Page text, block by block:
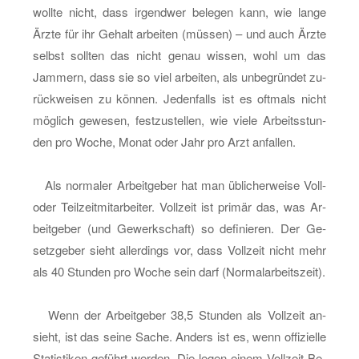
woll­te nicht, dass ir­gend­wer be­le­gen kann, wie lange
Ärzte für ihr Ge­halt ar­bei­ten (müs­sen) – und auch Ärzte
selbst soll­ten das nicht genau wis­sen, wohl um das
Jam­mern, dass sie so viel ar­bei­ten, als un­be­grün­det zu­
rück­wei­sen zu kön­nen. Je­den­falls ist es oft­mals nicht
mög­lich ge­we­sen, fest­zu­stel­len, wie viele Ar­beits­stun­
den pro Woche, Monat oder Jahr pro Arzt an­fal­len.
Als nor­ma­ler Ar­beit­ge­ber hat man üb­li­cher­wei­se Voll-
oder Teil­zeit­mit­ar­bei­ter. Voll­zeit ist pri­mär das, was Ar­
beit­ge­ber (und Ge­werk­schaft) so de­fi­nie­ren. Der Ge­
setz­ge­ber sieht al­ler­dings vor, dass Voll­zeit nicht mehr
als 40 Stun­den pro Woche sein darf (Nor­mal­ar­beits­zeit).
Wenn der Ar­beit­ge­ber 38,5 Stun­den als Voll­zeit an­
sieht, ist das seine Sache. An­ders ist es, wenn of­fi­zi­el­le